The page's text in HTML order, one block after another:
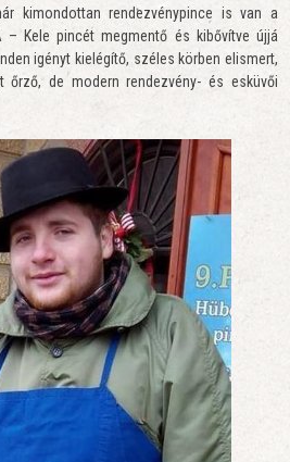
kimondottan rendezvénypince is van a
Kele pincét megmentő és kibővítve újjá
igényt kielégítő, széles körben elismert,
őrző, de modern rendezvény- és esküvői